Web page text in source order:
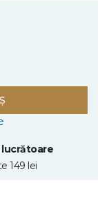
lucrătoare
149 lei